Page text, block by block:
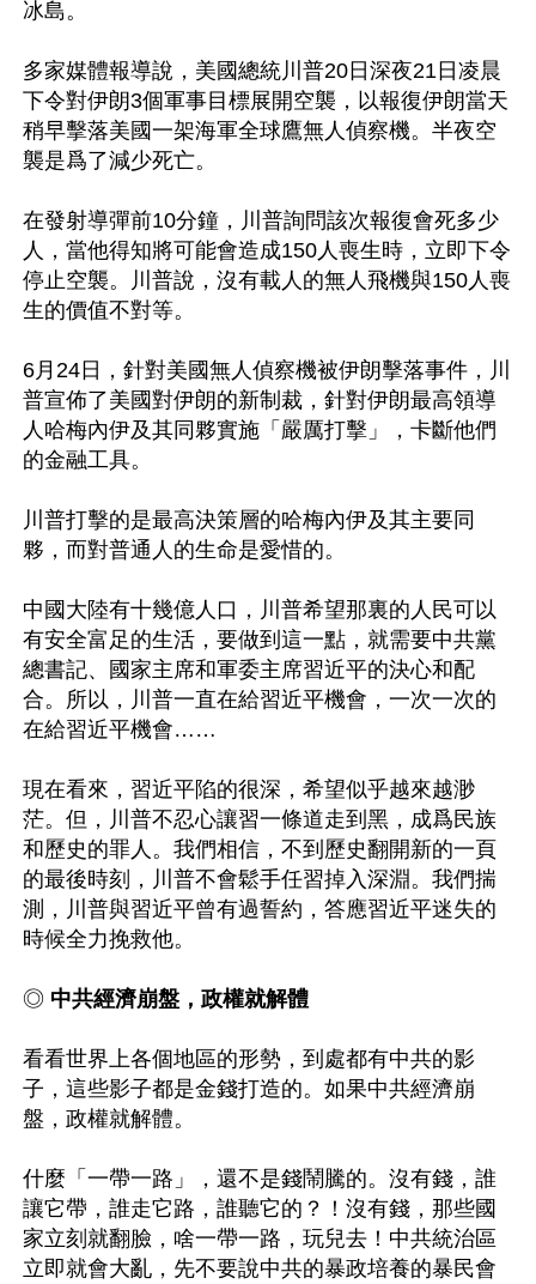
冰島。
多家媒體報導說，美國總統川普20日深夜21日凌晨
下令對伊朗3個軍事目標展開空襲，以報復伊朗當天
稍早擊落美國一架海軍全球鷹無人偵察機。半夜空
襲是爲了減少死亡。
在發射導彈前10分鐘，川普詢問該次報復會死多少
人，當他得知將可能會造成150人喪生時，立即下令
停止空襲。川普說，沒有載人的無人飛機與150人喪
生的價值不對等。
6月24日，針對美國無人偵察機被伊朗擊落事件，川
普宣佈了美國對伊朗的新制裁，針對伊朗最高領導
人哈梅內伊及其同夥實施「嚴厲打擊」，卡斷他們
的金融工具。
川普打擊的是最高決策層的哈梅內伊及其主要同
夥，而對普通人的生命是愛惜的。
中國大陸有十幾億人口，川普希望那裏的人民可以
有安全富足的生活，要做到這一點，就需要中共黨
總書記、國家主席和軍委主席習近平的決心和配
合。所以，川普一直在給習近平機會，一次一次的
在給習近平機會……
現在看來，習近平陷的很深，希望似乎越來越渺
茫。但，川普不忍心讓習一條道走到黑，成爲民族
和歷史的罪人。我們相信，不到歷史翻開新的一頁
的最後時刻，川普不會鬆手任習掉入深淵。我們揣
測，川普與習近平曾有過誓約，答應習近平迷失的
時候全力挽救他。
◎ 中共經濟崩盤，政權就解體
看看世界上各個地區的形勢，到處都有中共的影
子，這些影子都是金錢打造的。如果中共經濟崩
盤，政權就解體。
什麼「一帶一路」，還不是錢鬧騰的。沒有錢，誰
讓它帶，誰走它路，誰聽它的？！沒有錢，那些國
家立刻就翻臉，啥一帶一路，玩兒去！中共統治區
立即就會大亂，先不要說中共的暴政培養的暴民會